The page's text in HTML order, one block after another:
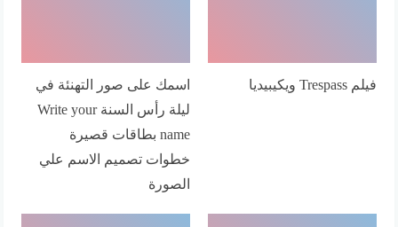
فيلم Trespass ويكيبيديا
اسمك على صور التهنئة في
ليلة رأس السنة Write your
name بطاقات قصيرة
خطوات تصميم الاسم علي
الصورة